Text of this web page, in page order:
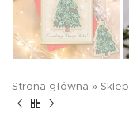
Strona główna » Sklep